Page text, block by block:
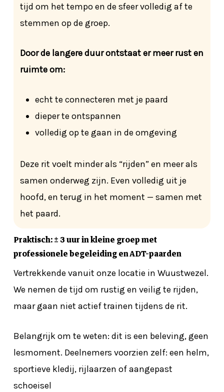
tijd om het tempo en de sfeer volledig af te
stemmen op de groep.
Door de langere duur ontstaat er meer rust en
ruimte om:
echt te connecteren met je paard
dieper te ontspannen
volledig op te gaan in de omgeving
Deze rit voelt minder als “rijden” en meer als
samen onderweg zijn. Even volledig uit je
hoofd, en terug in het moment — samen met
het paard.
Praktisch: ± 3 uur in kleine groep met
professionele begeleiding en ADT-paarden
Vertrekkende vanuit onze locatie in Wuustwezel.
We nemen de tijd om rustig en veilig te rijden,
maar gaan niet actief trainen tijdens de rit.
Belangrijk om te weten: dit is een beleving, geen
lesmoment. Deelnemers voorzien zelf: een helm,
sportieve kledij, rijlaarzen of aangepast
schoeisel